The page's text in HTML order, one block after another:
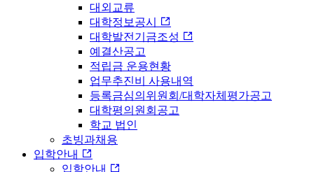
대외교류
대학정보공시
대학발전기금조성
예결산공고
적립금 운용현황
업무추진비 사용내역
등록금심의위원회/대학자체평가공고
대학평의원회공고
학교 법인
초빙과채용
입학안내
입학안내